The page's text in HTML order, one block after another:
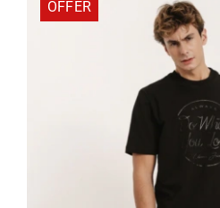
OFFER